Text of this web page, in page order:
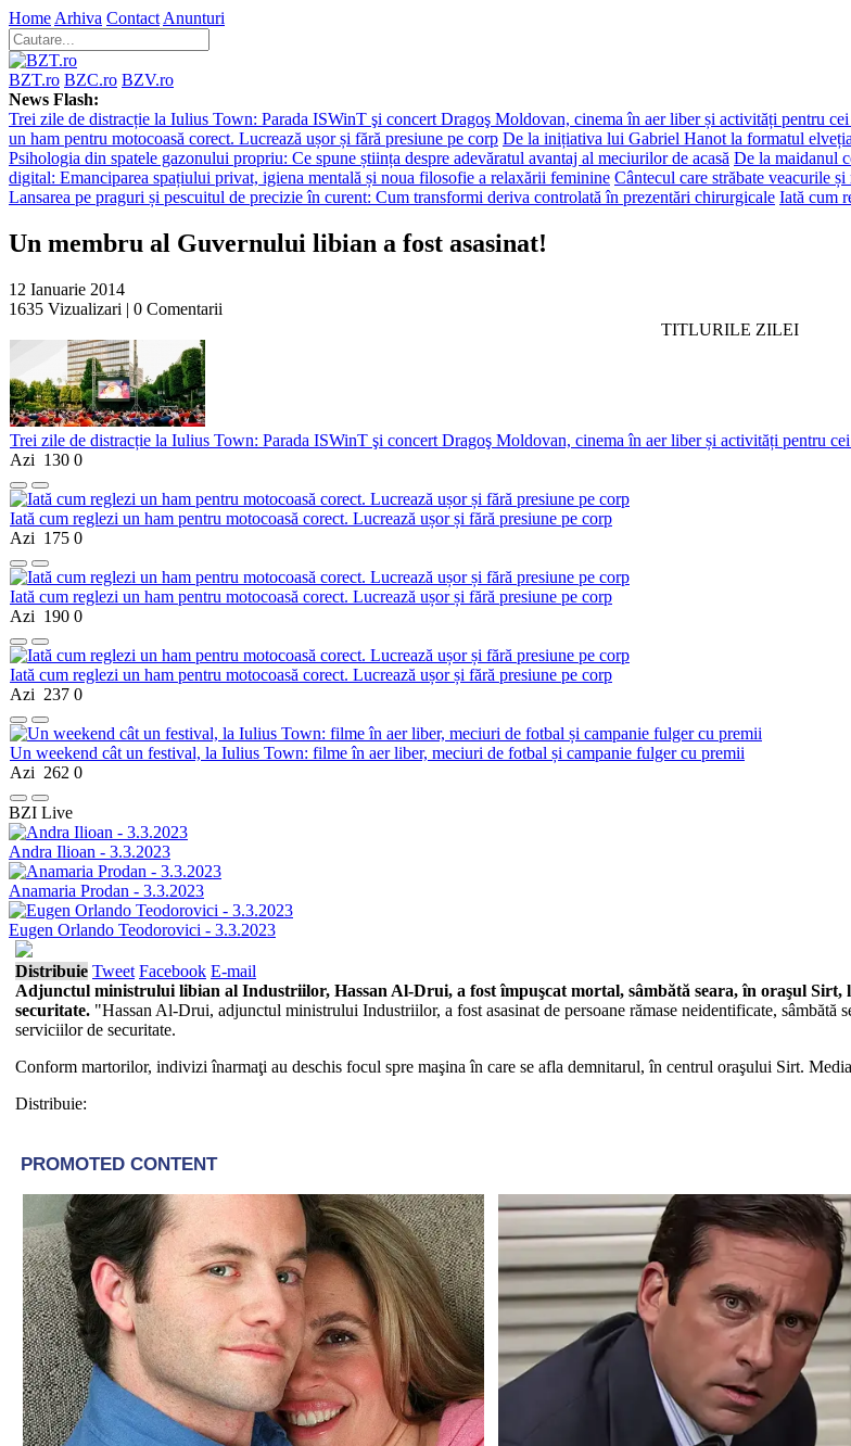
Home Arhiva Contact Anunturi
BZT.ro BZC.ro BZV.ro
News Flash:
Trei zile de distracție la Iulius Town: Parada ISWinT şi concert Dragoş Moldovan, cinema în aer liber și activități pentru
un ham pentru motocoasă corect. Lucrează ușor și fără presiune pe corp De la inițiativa lui Gabriel Hanot la formatul
Psihologia din spatele gazonului propriu: Ce spune știința despre adevăratul avantaj al meciurilor de acasă De la maidanul
digital: Emanciparea spațiului privat, igiena mentală și noua filosofie a relaxării feminine Cântecul care străbate veacurile
Lansarea pe praguri și pescuitul de precizie în curent: Cum transformi deriva controlată în prezentări chirurgicale Iată cum
Un membru al Guvernului libian a fost asasinat!
12 Ianuarie 2014
1635 Vizualizari | 0 Comentarii
TITLURILE ZILEI
Trei zile de distracție la Iulius Town: Parada ISWinT şi concert Dragoş Moldovan, cinema în aer liber și activități pentru
Azi 130 0
Iată cum reglezi un ham pentru motocoasă corect. Lucrează ușor și fără presiune pe corp
Azi 175 0
Iată cum reglezi un ham pentru motocoasă corect. Lucrează ușor și fără presiune pe corp
Azi 190 0
Iată cum reglezi un ham pentru motocoasă corect. Lucrează ușor și fără presiune pe corp
Azi 237 0
Un weekend cât un festival, la Iulius Town: filme în aer liber, meciuri de fotbal și campanie fulger cu premii
Azi 262 0
BZI Live
Andra Ilioan - 3.3.2023
Anamaria Prodan - 3.3.2023
Eugen Orlando Teodorovici - 3.3.2023
Distribuie Tweet Facebook E-mail
Adjunctul ministrului libian al Industriilor, Hassan Al-Drui, a fost împuşcat mortal, sâmbătă seara, în oraşul
securitate. "Hassan Al-Drui, adjunctul ministrului Industriilor, a fost asasinat de persoane rămase neidentificate,
serviciilor de securitate.
Conform martorilor, indivizi înarmaţi au deschis focul spre maşina în care se afla demnitarul, în centrul oraşului Sirt.
Distribuie: